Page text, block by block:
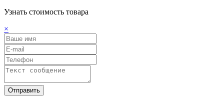
Узнать стоимость товара
×
Отправить